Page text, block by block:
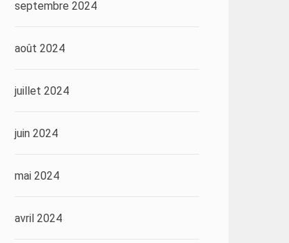
septembre 2024
août 2024
juillet 2024
juin 2024
mai 2024
avril 2024